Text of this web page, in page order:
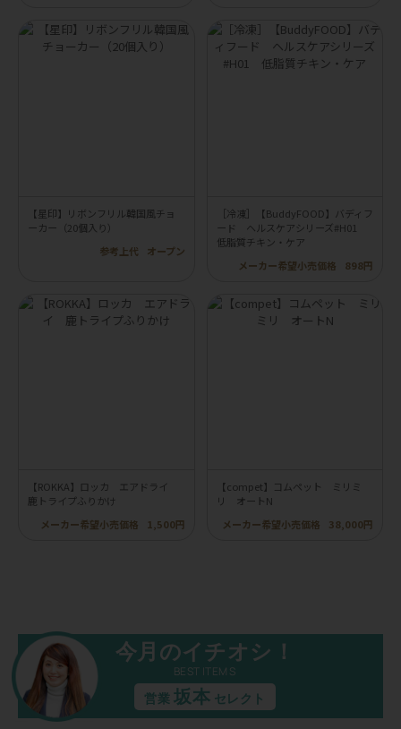
【星印】リボンフリル韓国風チョ
ーカー（20個入り）
参考上代
オープン
［冷凍］【BuddyFOOD】バディフ
ード ヘルスケアシリーズ#H01
低脂質チキン・ケア
メーカー希望小売価格
898円
【ROKKA】ロッカ エアドライ
鹿トライプふりかけ
メーカー希望小売価格
1,500円
【compet】コムペット ミリミ
リ オートN
メーカー希望小売価格
38,000円
今月のイチオシ！
BEST ITEMS
営業 坂本 セレクト